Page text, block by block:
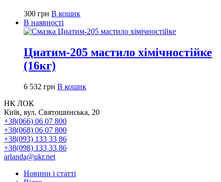
300 грн В кошик
В наявності
Циатим-205 мастило хімічностійке
(16кг)
6 532 грн В кошик
НК ЛОК
Київ, вул. Святошинська, 20
+38(066) 06 07 800
+38(068) 06 07 800
+38(093) 133 33 86
+38(098) 133 33 86
arlanda@ukr.net
Новини і статті